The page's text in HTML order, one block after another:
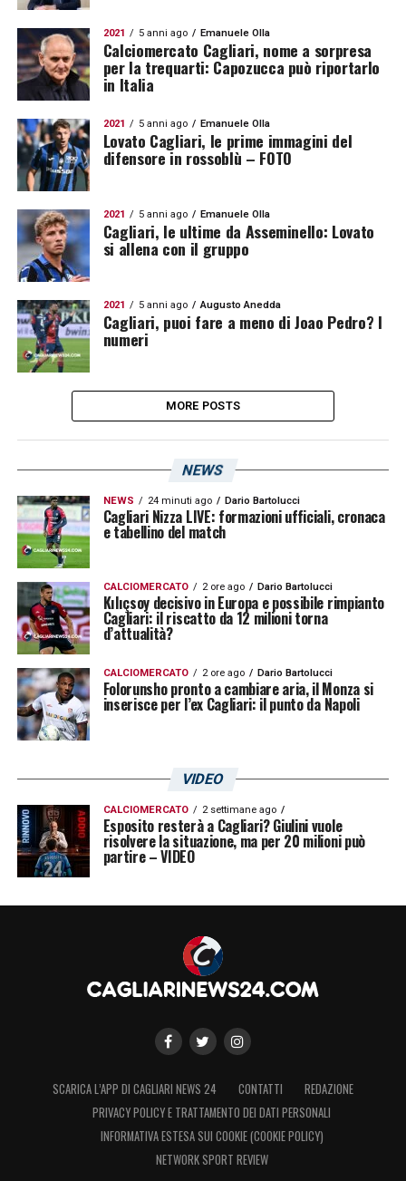
2021 5 anni ago Emanuele Olla
Calciomercato Cagliari, nome a sorpresa
per la trequarti: Capozucca può riportarlo
in Italia
2021 5 anni ago Emanuele Olla
Lovato Cagliari, le prime immagini del
difensore in rossoblù – FOTO
2021 5 anni ago Emanuele Olla
Cagliari, le ultime da Asseminello: Lovato
si allena con il gruppo
2021 5 anni ago Augusto Anedda
Cagliari, puoi fare a meno di Joao Pedro? I
numeri
MORE POSTS
NEWS
NEWS 24 minuti ago Dario Bartolucci
Cagliari Nizza LIVE: formazioni ufficiali, cronaca
e tabellino del match
CALCIOMERCATO 2 ore ago Dario Bartolucci
Kılıçsoy decisivo in Europa e possibile rimpianto
Cagliari: il riscatto da 12 milioni torna
d’attualità?
CALCIOMERCATO 2 ore ago Dario Bartolucci
Folorunsho pronto a cambiare aria, il Monza si
inserisce per l’ex Cagliari: il punto da Napoli
VIDEO
CALCIOMERCATO 2 settimane ago
Esposito resterà a Cagliari? Giulini vuole
risolvere la situazione, ma per 20 milioni può
partire – VIDEO
SCARICA L’APP DI CAGLIARI NEWS 24 CONTATTI
REDAZIONE
PRIVACY POLICY E TRATTAMENTO DEI DATI PERSONALI
INFORMATIVA ESTESA SUI COOKIE (COOKIE POLICY)
NETWORK SPORT REVIEW